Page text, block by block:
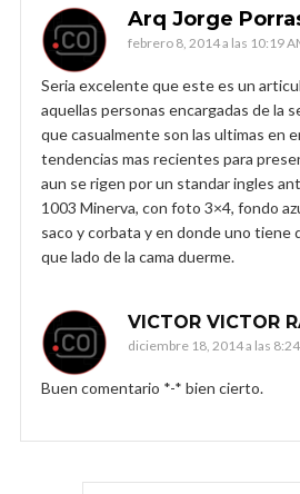
Arq Jorge
febrero 8, 2014 a las 10:19
Seria excelente que este es un
aquellas personas encargadas de la
que casualmente son las ultimas en
tendencias mas recientes para
aun se rigen por un standar ingles
1003 Minerva, con foto 3×4, fondo
saco y corbata y en donde uno tiene
que lado de la cama duerme.
VICTOR VICTOR
diciembre 18, 2014 a las
Buen comentario *-* bien cierto.